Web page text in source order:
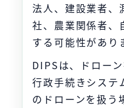
法人、建設業者、
社、農業関係者、
する可能性があり
DIPSは、ドロー
行政手続きシステ
のドローンを扱う